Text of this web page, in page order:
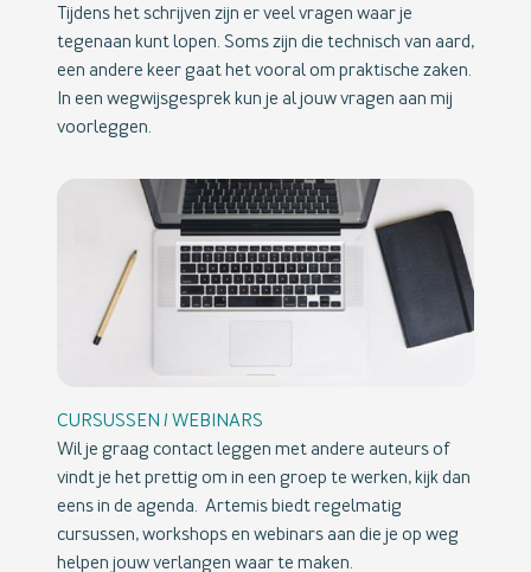
Tijdens het schrijven zijn er veel vragen waar je
tegenaan kunt lopen. Soms zijn die technisch van aard,
een andere keer gaat het vooral om praktische zaken.
In een wegwijsgesprek kun je al jouw vragen aan mij
voorleggen.
CURSUSSEN / WEBINARS
Wil je graag contact leggen met andere auteurs of
vindt je het prettig om in een groep te werken, kijk dan
eens in de agenda. Artemis biedt regelmatig
cursussen, workshops en webinars aan die je op weg
helpen jouw verlangen waar te maken.